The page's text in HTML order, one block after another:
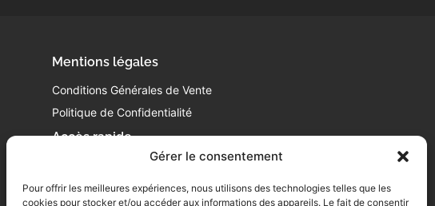
Gérer le consentement
Pour offrir les meilleures expériences, nous utilisons des technologies telles que les
cookies pour stocker et/ou accéder aux informations des appareils. Le fait de consentir
Mentions légales
Conditions Générales de Vente
Politique de Confidentialité
Accès rapide
450 Av. de Gasseras